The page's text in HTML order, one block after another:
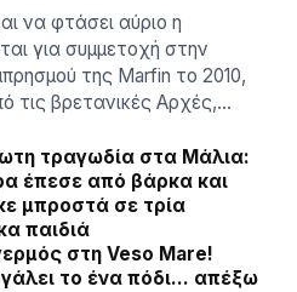
να φτάσει αύριο η
για συμμετοχή στην
της Marfin το 2010,
τις βρετανικές Αρχές,…
τραγωδία στα Μάλια:
έπεσε από βάρκα και
μπροστά σε τρία
παιδιά
στη Veso Mare!
το ένα πόδι… απέξω